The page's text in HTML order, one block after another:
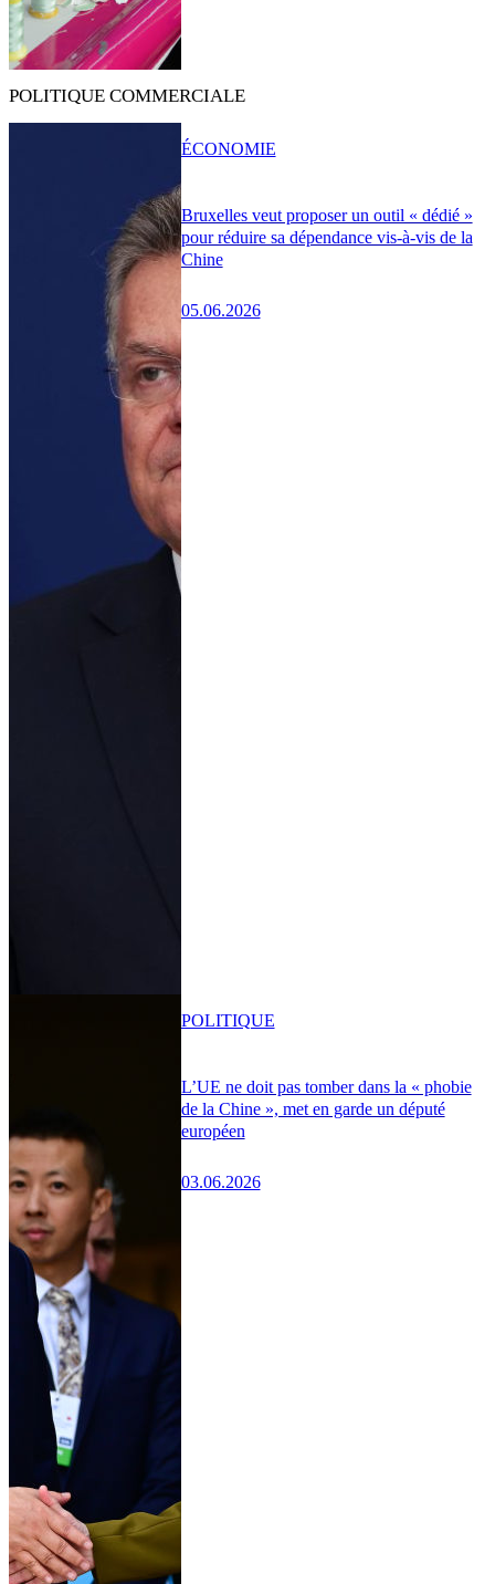
POLITIQUE COMMERCIALE
Bruxelles veut proposer un outil « dédié »
pour réduire sa dépendance vis-à-vis de la
Chine
05.06.2026
ÉCONOMIE
L’UE ne doit pas tomber dans la « phobie
de la Chine », met en garde un député
européen
03.06.2026
POLITIQUE